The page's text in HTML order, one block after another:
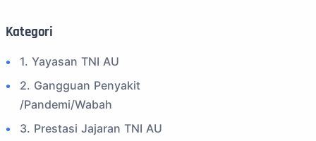
Kategori
1. Yayasan TNI AU
2. Gangguan Penyakit
/Pandemi/Wabah
3. Prestasi Jajaran TNI AU